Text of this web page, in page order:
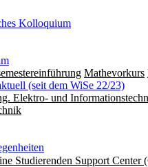
Kolloquium
Mathevorkurs
(seit dem WiSe 22/23)
Elektro- und
Studierenden Support Center